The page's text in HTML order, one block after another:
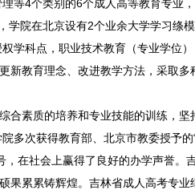
等4个类别的6个成人高等教育专业
学院在北京设有2个业余大学学习绦
学科点，职业技术教育（专业学位
教育理念、改进教学方法，采取多
素质的培养和专业技能的训练，坚
多次获得教育部、北京市教委授予
，在社会上赢得了良好的办学声誉。
累累铸辉煌。吉林省成人高考专业